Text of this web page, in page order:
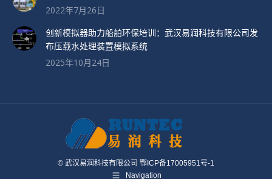
2022年7月26日
创新模拟器助力船舶环保培训：武汉易润科技有限公司发
布压载水处理装置模拟系统
2025年10月24日
© 武汉易润科技有限公司 鄂ICP备17005951号-1
Navigation